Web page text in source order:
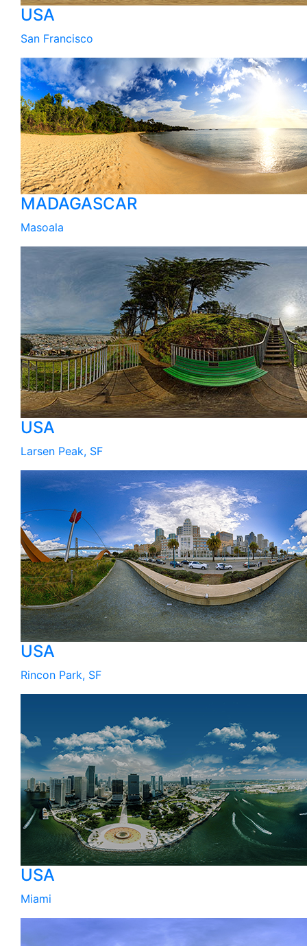
USA
San Francisco
MADAGASCAR
Masoala
USA
Larsen Peak, SF
USA
Rincon Park, SF
USA
Miami